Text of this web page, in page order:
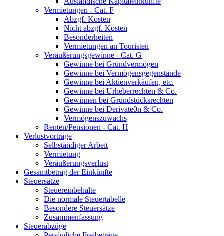
Vermietungen - Cat. F
Abzgf. Kosten
Nicht abzgf. Kosten
Besonderheiten
Vermietungen an Touristen
Veräußerungsgewinne - Cat. G
Gewinne bei Grundvermögen
Gewinne bei Vermögensgegenstände
Gewinne bei Aktienverkäufen, etc.
Gewinne bei Urheberrechten & Co.
Gewinnen bei Grundstücksrechten
Gewinne bei Derivate0n & Co.
Vermögenszuwachs
Renten/Pensionen - Cat. H
Verlustvorträge
Selbständiger Arbeit
Vermietung
Veräußerungsverlust
Gesamtbetrag der Einkünfte
Steuersätze
Steuereinbehalte
Die normale Steuertabelle
Besondere Steuersätze
Zusammenfassung
Steuerabzüge